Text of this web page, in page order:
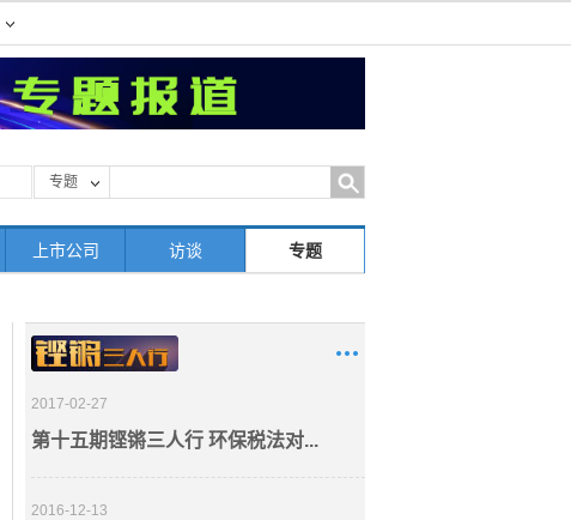
专题
上市公司 访谈 专题
2017-02-27
第十五期铿锵三人行 环保税法对...
2016-12-13